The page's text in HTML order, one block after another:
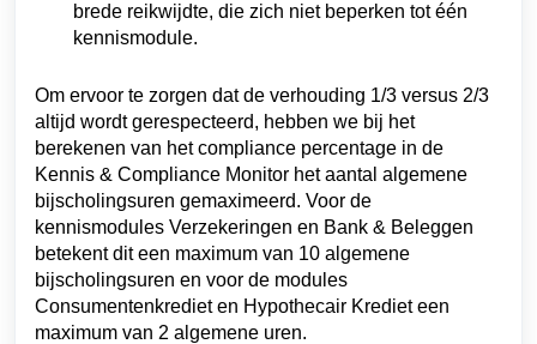
brede reikwijdte, die zich niet beperken tot één
kennismodule.
Om ervoor te zorgen dat de verhouding 1/3 versus 2/3
altijd wordt gerespecteerd, hebben we bij het
berekenen van het compliance percentage in de
Kennis & Compliance Monitor het aantal algemene
bijscholingsuren gemaximeerd. Voor de
kennismodules Verzekeringen en Bank & Beleggen
betekent dit een maximum van 10 algemene
bijscholingsuren en voor de modules
Consumentenkrediet en Hypothecair Krediet een
maximum van 2 algemene uren.